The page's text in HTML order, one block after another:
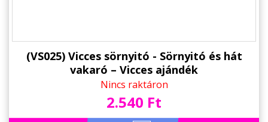
(VS025) Vicces sörnyitó - Sörnyitó és hát
vakaró – Vicces ajándék
Nincs raktáron
2.540 Ft